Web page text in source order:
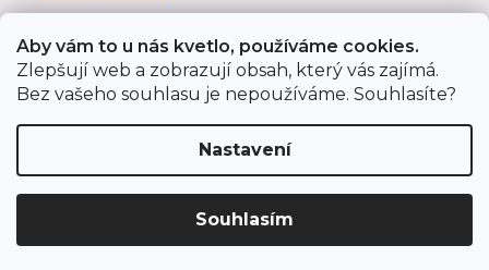
Aby vám to u nás kvetlo, používáme cookies.
Zlepšují web a zobrazují obsah, který vás zajímá.
Bez vašeho souhlasu je nepoužíváme. Souhlasíte?
Nastavení
Souhlasím
Jahodárna Brozany Obchodní podmínky
Podmínky ochrany údajů
Vytvořil Shoptet Premium
Jahodárna Brozany nad Ohří s.r.o.